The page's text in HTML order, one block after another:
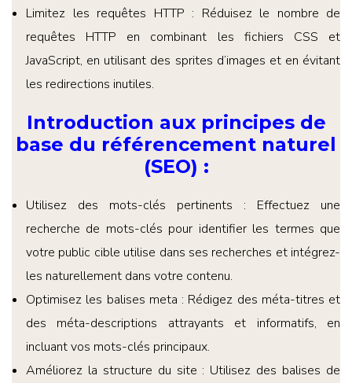
Limitez les requêtes HTTP : Réduisez le nombre de
requêtes HTTP en combinant les fichiers CSS et
JavaScript, en utilisant des sprites d’images et en évitant
les redirections inutiles.
Introduction aux principes de
base du référencement naturel
(SEO) :
Utilisez des mots-clés pertinents : Effectuez une
recherche de mots-clés pour identifier les termes que
votre public cible utilise dans ses recherches et intégrez-
les naturellement dans votre contenu.
Optimisez les balises meta : Rédigez des méta-titres et
des méta-descriptions attrayants et informatifs, en
incluant vos mots-clés principaux.
Améliorez la structure du site : Utilisez des balises de